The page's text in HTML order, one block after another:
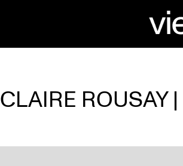
CLAIRE ROUSAY